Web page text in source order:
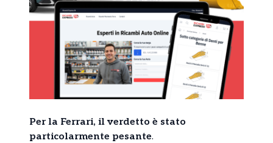
Per la Ferrari, il verdetto è stato
particolarmente pesante.